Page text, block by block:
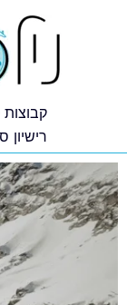
קבוצות
רישיון